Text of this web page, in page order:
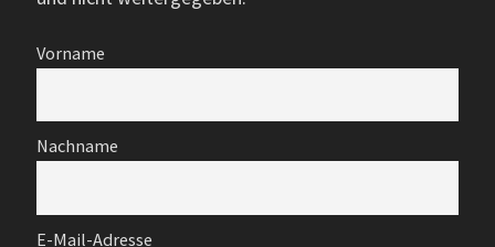
Vorname
Nachname
E-Mail-Adresse